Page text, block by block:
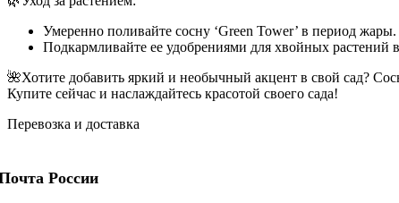
Умеренно поливайте сосну ‘Green Tower’ в период жары.
Подкармливайте ее удобрениями для хвойных растений
🌺Хотите добавить яркий и необычный акцент в свой сад?
Купите сейчас и наслаждайтесь красотой своего сада!
Перевозка и доставка
России